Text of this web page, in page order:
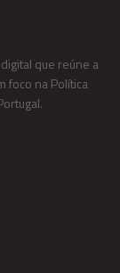
que reúne a
foco na Política